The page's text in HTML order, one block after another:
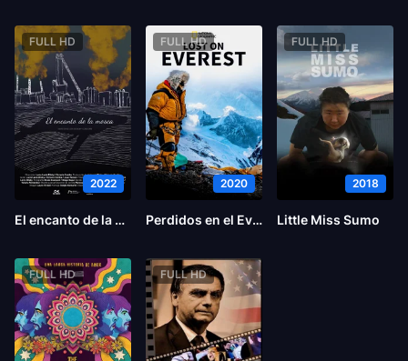
FULL HD
2022
El encanto de la mosca
FULL HD
2020
Perdidos en el Everest
FULL HD
2018
Little Miss Sumo
FULL HD FULL HD